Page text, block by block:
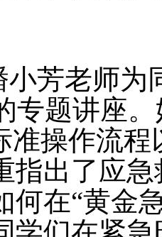
芳老师为
专题讲座
准操作流
指出了应
何在“黄金